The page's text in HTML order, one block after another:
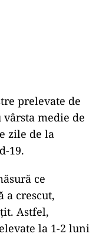
prelevate de
medie de
zile de la
19.
ce
a crescut,
Astfel,
la 1-2 luni